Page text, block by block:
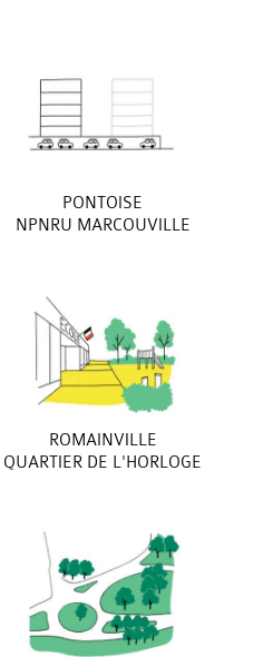
PONTOISE
NPNRU MARCOUVILLE
ROMAINVILLE
QUARTIER DE L'HORLOGE